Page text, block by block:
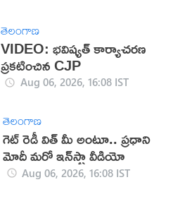
తెలంగాణ
VIDEO: భవిష్యత్ కార్యాచరణ
ప్రకటించిన CJP
Aug 06, 2026, 16:08 IST
తెలంగాణ
గెట్ రెడీ విత్ మీ అంటూ.. ప్రధాని
మోదీ మరో ఇన్‌స్టా వీడియో
Aug 06, 2026, 16:08 IST